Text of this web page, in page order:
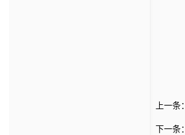
上一条：
下一条：